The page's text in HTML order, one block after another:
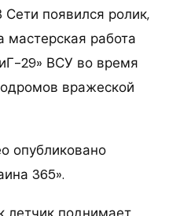
появился ролик,
мастерская работа
29» ВСУ во время
вражеской
опубликовано
365».